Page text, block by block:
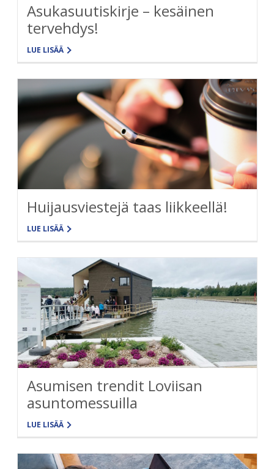
Asukasuutiskirje – kesäinen
tervehdys!
LUE LISÄÄ
Huijausviestejä taas liikkeellä!
LUE LISÄÄ
Asumisen trendit Loviisan
asuntomessuilla
LUE LISÄÄ